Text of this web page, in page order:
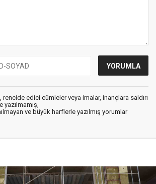
rencide edici cümleler veya imalar, inançlara saldırı
yazılmamış,
ve büyük harflerle yazılmış yorumlar